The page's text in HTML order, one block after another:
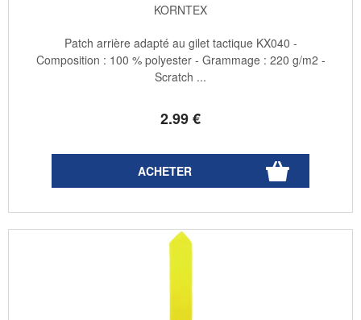
KORNTEX
2.99€
Patch arrière adapté au gilet tactique KX040 -
Composition : 100 % polyester - Grammage : 220 g/m2 -
Scratch ...